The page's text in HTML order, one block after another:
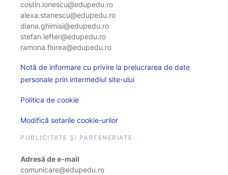
costin.ionescu@edupedu.ro
alexa.stanescu@edupedu.ro
diana.ghimisi@edupedu.ro
stefan.lefter@edupedu.ro
ramona.florea@edupedu.ro
Notă de informare cu privire la prelucrarea de date
personale prin intermediul site-ului
Politica de cookie
Modifică setarile cookie-urilor
PUBLICITATE ȘI PARTENERIATE
Adresă de e-mail
comunicare@edupedu.ro